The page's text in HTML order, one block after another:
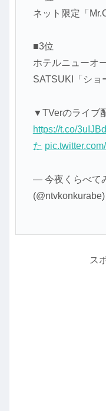
ネット限定「
■3位
ホテルニューオ
SATSUKI「ショ
▼TVerのライブ
https://t.co/
た
— 今夜くらべて
(@ntvkonkurabe)
ス